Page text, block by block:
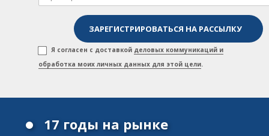
Я согласен с доставкой деловых коммуникаций и
обработка моих личных данных для этой цели.
17 годы на рынке